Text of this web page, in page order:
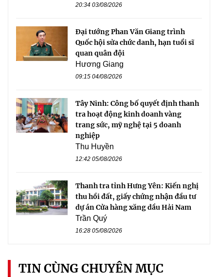
20:34 03/08/2026
Đại tướng Phan Văn Giang trình
Quốc hội sửa chức danh, hạn tuổi sĩ
quan quân đội
Hương Giang
09:15 04/08/2026
Tây Ninh: Công bố quyết định thanh
tra hoạt động kinh doanh vàng
trang sức, mỹ nghệ tại 5 doanh
nghiệp
Thu Huyền
12:42 05/08/2026
Thanh tra tỉnh Hưng Yên: Kiến nghị
thu hồi đất, giấy chứng nhận đầu tư
dự án Cửa hàng xăng dầu Hải Nam
Trần Quý
16:28 05/08/2026
TIN CÙNG CHUYÊN MỤC